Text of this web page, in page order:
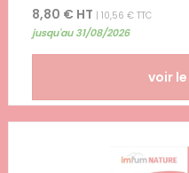
8,80 € HT | 10,56 € TTC
jusqu'au 31/08/2026
voir